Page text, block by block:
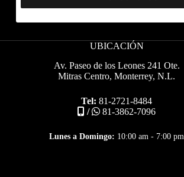
UBICACIÓN
Av. Paseo de los Leones 241 Ote.
Mitras Centro, Monterrey, N.L.
Tel: 81-2721-8484
/
81-3862-7096
Lunes a Domingo: 10:00 am - 7:00 pm